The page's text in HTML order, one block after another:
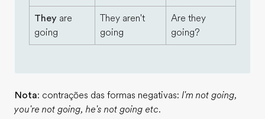
They are
going
They aren't
going
Are they
going?
Nota: contrações das formas negativas: I'm not going,
you're not going, he's not going etc.